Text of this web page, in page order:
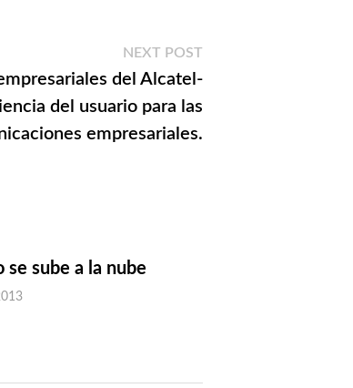
NEXT POST
post:
del Alcatel-
del usuario para las
empresariales.
se sube a la nube